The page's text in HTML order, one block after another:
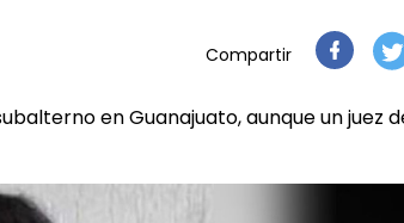
Compartir
en Guanajuato, aunque un juez